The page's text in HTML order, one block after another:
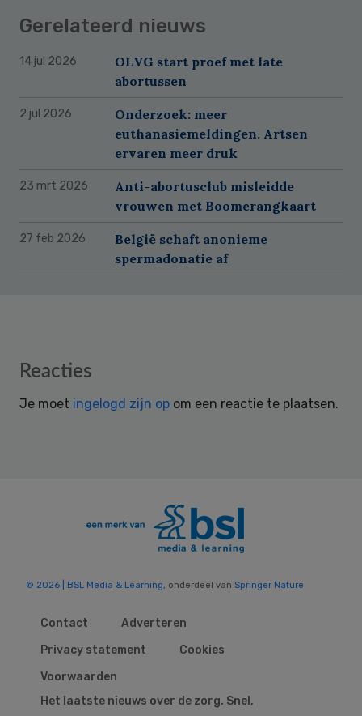
Gerelateerd nieuws
14 jul 2026
OLVG start proef met late
abortussen
2 jul 2026
Onderzoek: meer
euthanasiemeldingen. Artsen
ervaren meer druk
23 mrt 2026
Anti-abortusclub misleidde
vrouwen met Boomerangkaart
27 feb 2026
België schaft anonieme
spermadonatie af
Reader
Reacties
Je moet ingelogd zijn op om een reactie te plaatsen.
© 2026 | BSL Media & Learning, onderdeel van Springer Nature
Contact
Adverteren
Privacy statement
Cookies
Voorwaarden
Het laatste nieuws over de zorg. Snel,